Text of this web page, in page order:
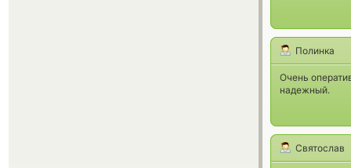
Полинка
Очень
надежный.
Святослав